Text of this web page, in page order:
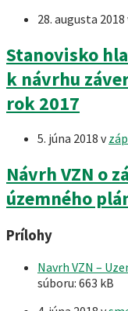
28. augusta 2018
Stanovisko
k návrhu
rok 2017
5. júna 2018 v
Návrh VZN o
územného
Prílohy
Navrh VZN –
súboru: 663 kB